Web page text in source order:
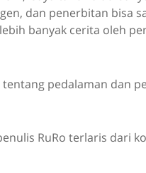
dan penerbitan bisa
banyak cerita oleh
pedalaman dan
RuRo terlaris dari